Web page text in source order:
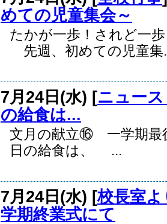
めての児童集会～
たかが一歩！されど
先週、初めての児童集
7月24日(水) [ニュー
の給食は...
文月の献立⑯ 一学期
日の給食は、 ...
7月24日(水) [校長室よ
学期終業式にて